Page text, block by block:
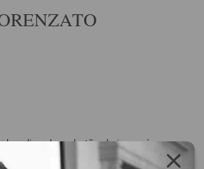
clicando no botão abaixo, após
a resposta será enviada por email.